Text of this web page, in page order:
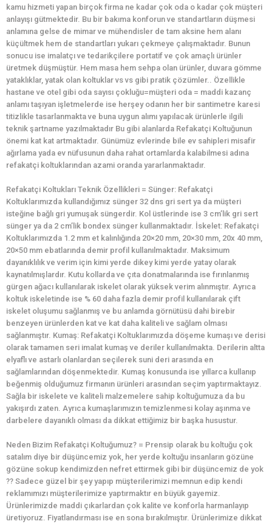
kamu hizmeti yapan birçok firma ne kadar çok oda o kadar çok müşteri
anlayışı gütmektedir. Bu bir bakıma konforun ve standartların düşmesi
anlamına gelse de mimar ve mühendisler de tam aksine hem alanı
küçültmek hem de standartları yukarı çekmeye çalışmaktadır. Bunun
sonucu ise imalatçı ve tedarikçilere portatif ve çok amaçlı ürünler
üretmek düşmüştür. Hem masa hem sehpa olan ürünler, duvara gömme
yataklıklar, yatak olan koltuklar vs vs gibi pratik çözümler.. Özellikle
hastane ve otel gibi oda sayısı çokluğu=müşteri oda = maddi kazanç
anlamı taşıyan işletmelerde ise herşey odanın her bir santimetre karesi
titizlikle tasarlanmakta ve buna uygun alımı yapılacak ürünlerle ilgili
teknik şartname yazılmaktadır Bu gibi alanlarda Refakatçi Koltuğunun
önemi kat kat artmaktadır. Günümüz evlerinde bile ev sahipleri misafir
ağırlama yada ev nüfusunun daha rahat ortamlarda kalabilmesi adına
refakatçi koltuklarından azami oranda yararlanmaktadır.
Refakatçi Koltukları Teknik Özellikleri = Sünger: Refakatçi
Koltuklarımızda kullandığımız sünger 32 dns gri sert ya da müşteri
isteğine bağlı gri yumuşak süngerdir. Kol üstlerinde ise 3 cm’lik gri sert
sünger ya da 2 cm’lik bondex sünger kullanmaktadır. İskelet: Refakatçi
Koltuklarımızda 1.2 mm et kalınlığında 20×20 mm, 20×30 mm, 20x 40 mm,
20×50 mm ebatlarında demir profil kullanılmaktadır. Maksimum
dayanıklılık ve verim için kimi yerde dikey kimi yerde yatay olarak
kaynatılmışlardır. Kutu kollarda ve çıta donatmalarında ise fırınlanmış
gürgen ağacı kullanılarak iskelet olarak yüksek verim alınmıştır. Ayrıca
koltuk iskeletinde ise % 60 daha fazla demir profil kullanılarak çift
iskelet oluşumu sağlanmış ve bu anlamda görnütüsü dahi birebir
benzeyen ürünlerden kat ve kat daha kaliteli ve sağlam olması
sağlanmıştır. Kumaş: Refakatçi Koltuklarımızda döşeme kumaşı ve derisi
olarak tamamen seri imalat kumaş ve deriler kullanılmakta. Derilerin altta
elyaflı ve astarlı olanlardan seçilerek suni deri arasında en
sağlamlarından döşenmektedir. Kumaş konusunda ise yıllarca kullanıp
beğenmiş olduğumuz firmanın ürünleri arasından seçim yaptırmaktayız.
Sağla bir iskelete ve kaliteli malzemelere sahip koltuğumuza da bu
yakışırdı zaten. Ayrıca kumaşlarımızın temizlenmesi kolay aşınma ve
darbelere dayanıklı olması da dikkat ettiğimiz bir başka husustur.
Neden Bizim Refakatçi Koltuğumuz? = Prensip olarak bu koltuğu çok
satalım diye bir düşüncemiz yok, her yerde koltuğu insanların gözüne
gözüne sokup kendimizden nefret ettirmek gibi bir düşüncemiz de yok
?? Sadece güzel bir şey yapıp müşterilerimizi memnun edip kendi
reklamımızı müşterilerimize yaptırmaktır en büyük gayemiz.
Ürünlerimizde maddi çıkarlardan çok kalite ve konforla harmanlayıp
üretiyoruz. Fiyatlandırması ise en sona bırakılmıştır. Ürünlerimize dikkat